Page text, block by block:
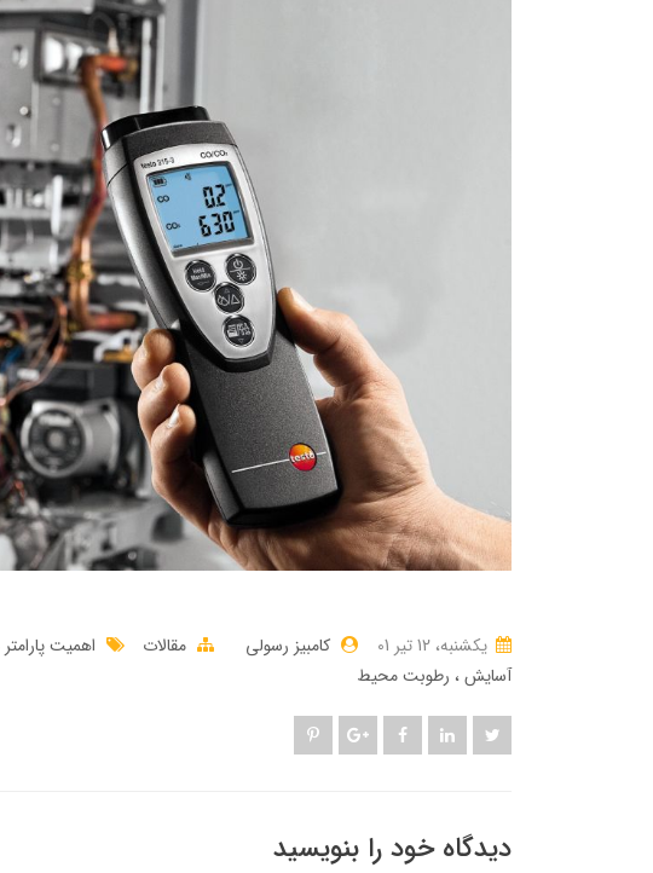
یکشنبه، 12 تير 01 کامبیز رسولی مقالات اهمیت
آسایش رطوبت محیط
دیدگاه خود را بنویسید